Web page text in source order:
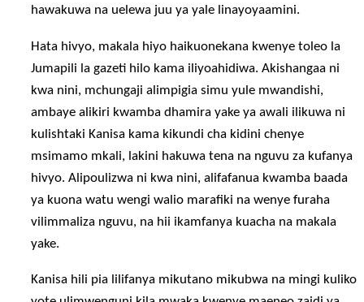
hawakuwa na uelewa juu ya yale linayoyaamini.
Hata hivyo, makala hiyo haikuonekana kwenye toleo la
Jumapili la gazeti hilo kama iliyoahidiwa. Akishangaa ni
kwa nini, mchungaji alimpigia simu yule mwandishi,
ambaye alikiri kwamba dhamira yake ya awali ilikuwa ni
kulishtaki Kanisa kama kikundi cha kidini chenye
msimamo mkali, lakini hakuwa tena na nguvu za kufanya
hivyo. Alipoulizwa ni kwa nini, alifafanua kwamba baada
ya kuona watu wengi walio marafiki na wenye furaha
vilimmaliza nguvu, na hii ikamfanya kuacha na makala
yake.
Kanisa hili pia lilifanya mikutano mikubwa na mingi kuliko